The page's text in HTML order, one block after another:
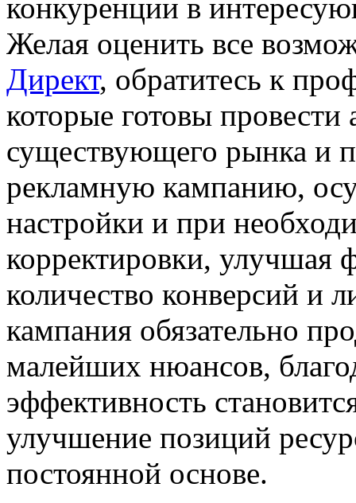
конкуренции в
Желая оценить все
Директ, обратитесь к
которые готовы провести
существующего рынка и
рекламную кампанию,
настройки и при
корректировки, улучшая
количество конверсий и
кампания обязательно
малейших нюансов,
эффективность
улучшение позиций
постоянной основе.